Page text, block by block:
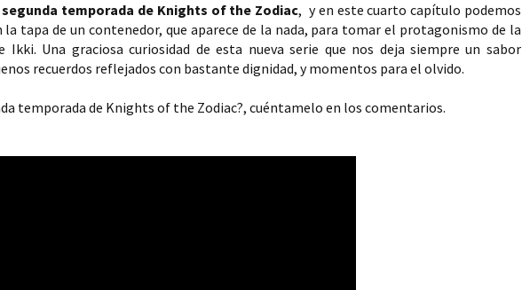
segunda temporada de Knights of the Zodiac, y en este cuarto capítulo podemos
tapa de un contenedor, que aparece de la nada, para tomar el protagonismo de la
Ikki. Una graciosa curiosidad de esta nueva serie que nos deja siempre un sabor
recuerdos reflejados con bastante dignidad, y momentos para el olvido.
temporada de Knights of the Zodiac?, cuéntamelo en los comentarios.